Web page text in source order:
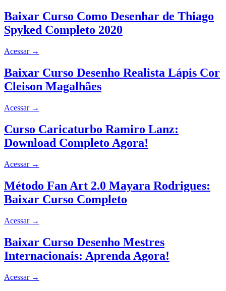
Baixar Curso Como Desenhar de Thiago
Spyked Completo 2020
Acessar →
Baixar Curso Desenho Realista Lápis Cor
Cleison Magalhães
Acessar →
Curso Caricaturbo Ramiro Lanz:
Download Completo Agora!
Acessar →
Método Fan Art 2.0 Mayara Rodrigues:
Baixar Curso Completo
Acessar →
Baixar Curso Desenho Mestres
Internacionais: Aprenda Agora!
Acessar →